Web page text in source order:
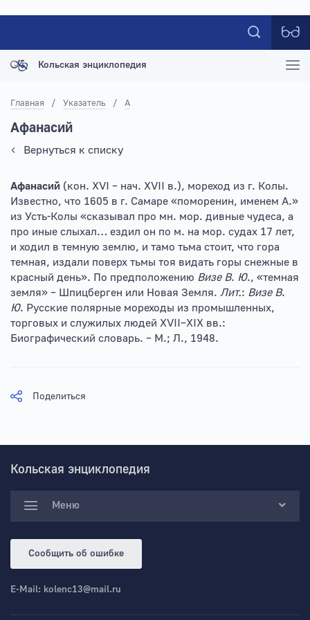
Кольская энциклопедия
Главная / Указатель / А
Афанасий
Вернуться к списку
Афанасий (кон. XVI – нач. XVII в.), мореход из г. Колы.
Известно, что 1605 в г. Самаре «поморенин, именем А.»
из Усть-Колы «сказывал про мн. мор. дивные чудеса, а
про иные слыхал… ездил он по м. на мор. судах 17 лет,
и ходил в темную землю, и тамо тьма стоит, что гора
темная, издали поверх тьмы тоя видать горы снежные в
красный день». По предположению Визе В. Ю., «темная
земля» – Шпицберген или Новая Земля. Лит.: Визе В.
Ю. Русские полярные мореходы из промышленных,
торговых и служилых людей XVII–XIX вв.:
Биографический словарь. – М.; Л., 1948.
Поделиться
Кольская энциклопедия
Меню
Сообщить об ошибке
E-Mail: kolenc13@mail.ru